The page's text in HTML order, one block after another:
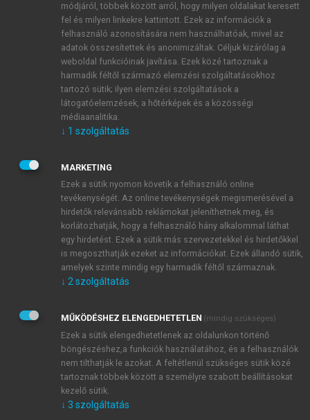
ÚJ FIÓK LÉTREHOZÁSA
1 óra díjmentes hozzáférés
E-MAIL-CÍM
JELSZÓ
JELSZÓ ÚJRA
Kérek értesítést a MeRSZ újdonságairól, akcióiról.
Kérek értesítést az Akadémiai Kiadó Zrt. újdonságairól,
Adatkezelési tájékoztatóbanfoglaltakat tudomásul
veszem és elfogadom.
Általános vásárlási feltételeket, valamint a szotar.netés a
mersz.huoldalak licencszerződéseiben foglaltakat
tudomásul veszem és elfogadom.
KIPRÓBÁLOM
módjáról, többek között arról, hogy milyen oldalakat keresett
fel és milyen linkekre kattintott. Ezek az információk a
felhasználó azonosítására nem használhatóak, mivel az
adatok összesítettek és anonimizáltak. Céljuk kizárólag a
weboldal funkcióinak javítása. Ezek közé tartoznak a
harmadik féltől származó elemzési szolgáltatásokhoz
tartozó sütik; ilyen elemzési szolgáltatások a
látogatóelemzések, a hőtérképek és a közösségi
médiaanalitika.
↓ 1 szolgáltatás
MARKETING
Ezek a sütik nyomon követik a felhasználó online
tevékenységét. Az online tevékenységek megismerésével a
hirdetők relevánsabb reklámokat jeleníthetnek meg, és
korlátozhatják, hogy a felhasználó hány alkalommal láthat
egy hirdetést. Ezek a sütik más szervezetekkel és hirdetőkkel
is megoszthatják ezeket az információkat. Ezek állandó sütik,
amelyek szinte mindig egy harmadik féltől származnak.
↓ 2 szolgáltatás
MŰKÖDÉSHEZ ELENGEDHETETLEN (mindig szükséges)
Ezek a sütik elengedhetetlenek az oldalunkon történő
böngészéshez,a funkciók használatához, és a felhasználók
nem tilthatják le azokat. A feltétlenül szükséges sütik közé
tartoznak többek között a személyre szabott beállításokat
kezelő sütik.
↓ 3 szolgáltatás